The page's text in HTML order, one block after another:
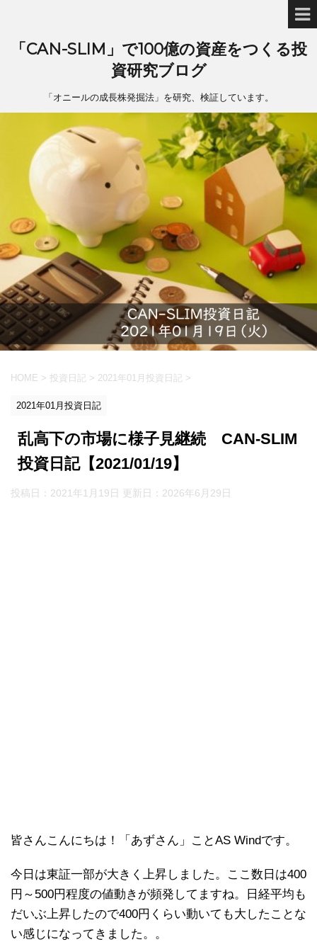
「CAN-SLIM」で100億の資産をつくる投
資研究ブログ
「オニールの成長株発掘法」を研究、検証しています。
HOME > 投資日記 > 2021年01月投資日記 >
2021年01月投資日記
乱高下の市場に様子見継続 CAN-SLIM
投資日記【2021/01/19】
投稿日：2021年1月19日 更新日： 2026年6月29日
皆さんこんにちは！「あずさん」ことAS Windです。
今日は東証一部が大きく上昇しました。ここ数日は400
円～500円程度の値動きが頻発してますね。日経平均も
だいぶ上昇したので400円くらい動いても大したことな
い感じになってきました。。